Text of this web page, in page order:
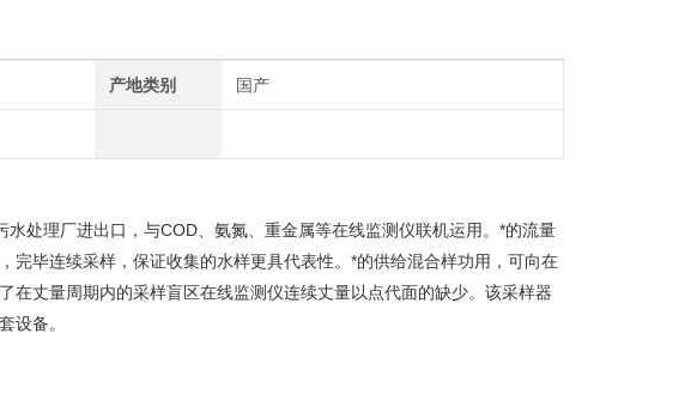
产地类别 国产
处理厂进出口，与COD、氨氮、重金属等在线监测仪联机运用。*的流量
完毕连续采样，保证收集的水样更具代表性。*的供给混合样功用，可向在
在丈量周期内的采样盲区在线监测仪连续丈量以点代面的缺少。该采样器
设备。